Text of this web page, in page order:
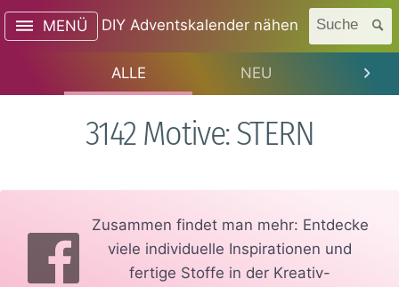
MENÜ DIY Adventskalender nähen Suche
ALLE NEU
3142 Motive: STERN
Zusammen findet man mehr: Entdecke
viele individuelle Inspirationen und
fertige Stoffe in der Kreativ-